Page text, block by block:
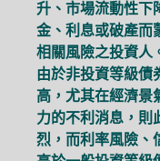
升、市場流動性下
金、利息或破產而
相關風險之投資人
由於非投資等級債
高，尤其在經濟景
力的不利消息，則
烈，而利率風險、